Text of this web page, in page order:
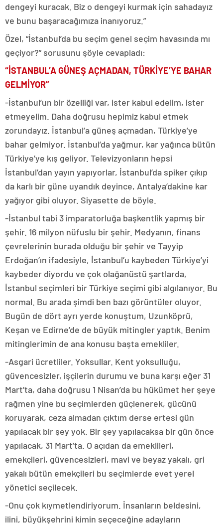
dengeyi kuracak. Biz o dengeyi kurmak için sahadayız
ve bunu başaracağımıza inanıyoruz.”
Özel, “İstanbul’da bu seçim genel seçim havasında mı
geçiyor?” sorusunu şöyle cevapladı:
“İSTANBUL’A GÜNEŞ AÇMADAN, TÜRKİYE’YE BAHAR
GELMİYOR”
-İstanbul’un bir özelliği var, ister kabul edelim, ister
etmeyelim. Daha doğrusu hepimiz kabul etmek
zorundayız. İstanbul’a güneş açmadan, Türkiye’ye
bahar gelmiyor. İstanbul’da yağmur, kar yağınca bütün
Türkiye’ye kış geliyor. Televizyonların hepsi
İstanbul’dan yayın yapıyorlar, İstanbul’da spiker çıkıp
da karlı bir güne uyandık deyince, Antalya’dakine kar
yağıyor gibi oluyor. Siyasette de böyle.
-İstanbul tabi 3 imparatorluğa başkentlik yapmış bir
şehir. 16 milyon nüfuslu bir şehir. Medyanın, finans
çevrelerinin burada olduğu bir şehir ve Tayyip
Erdoğan’ın ifadesiyle, İstanbul’u kaybeden Türkiye’yi
kaybeder diyordu ve çok olağanüstü şartlarda,
İstanbul seçimleri bir Türkiye seçimi gibi algılanıyor. Bu
normal. Bu arada şimdi ben bazı görüntüler oluyor.
Bugün de dört ayrı yerde konuştum, Uzunköprü,
Keşan ve Edirne’de de büyük mitingler yaptık. Benim
mitinglerimin de ana konusu başta emekliler.
-Asgari ücretliler. Yoksullar. Kent yoksulluğu,
güvencesizler, işçilerin durumu ve buna karşı eğer 31
Mart’ta, daha doğrusu 1 Nisan’da bu hükümet her şeye
rağmen yine bu seçimlerden güçlenerek, gücünü
koruyarak, ceza almadan çıktım derse ertesi gün
yapılacak bir şey yok. Bir şey yapılacaksa bir gün önce
yapılacak, 31 Mart’ta. O açıdan da emeklileri,
emekçileri, güvencesizleri, mavi ve beyaz yakalı, gri
yakalı bütün emekçileri bu seçimlerde evet yerel
yönetici seçilecek.
-Onu çok kıymetlendiriyorum. İnsanların beldesini,
ilini, büyükşehrini kimin seçeceğine adayların